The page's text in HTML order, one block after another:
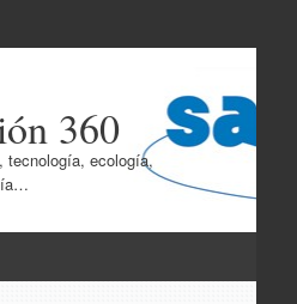
360
tecnología, ecología,